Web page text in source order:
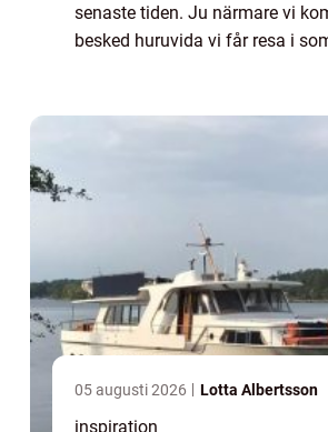
senaste tiden. Ju närmare vi
besked huruvida vi får resa i
05 augusti 2026 Lotta Albertsson
inspiration